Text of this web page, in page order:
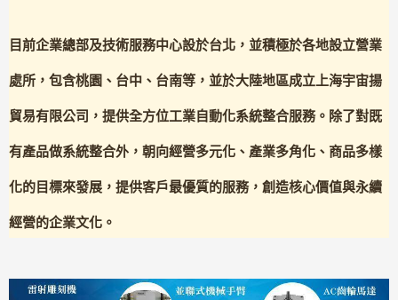
目前企業總部及技術服務中心設於台北，並積極於各地設立營業
處所，包含桃園、台中、台南等，並於大陸地區成立上海宇宙揚
貿易有限公司，提供全方位工業自動化系統整合服務。除了對既
有產品做系統整合外，朝向經營多元化、產業多角化、商品多樣
化的目標來發展，提供客戶最優質的服務，創造核心價值與永續
經營的企業文化。